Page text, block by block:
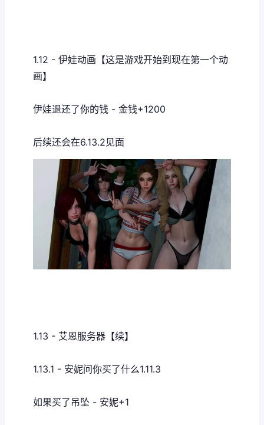
1.12 - 伊娃动画【这是游戏开始到现在第一个动
画】
伊娃退还了你的钱 - 金钱+1200
后续还会在6.13.2见面
1.13 - 艾恩服务器【续】
1.13.1 - 安妮问你买了什么1.11.3
如果买了吊坠 - 安妮+1